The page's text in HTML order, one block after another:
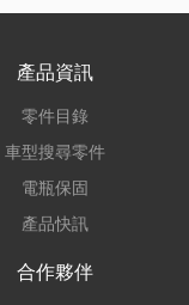
產品資訊
零件目錄
車型搜尋零件
電瓶保固
產品快訊
合作夥伴